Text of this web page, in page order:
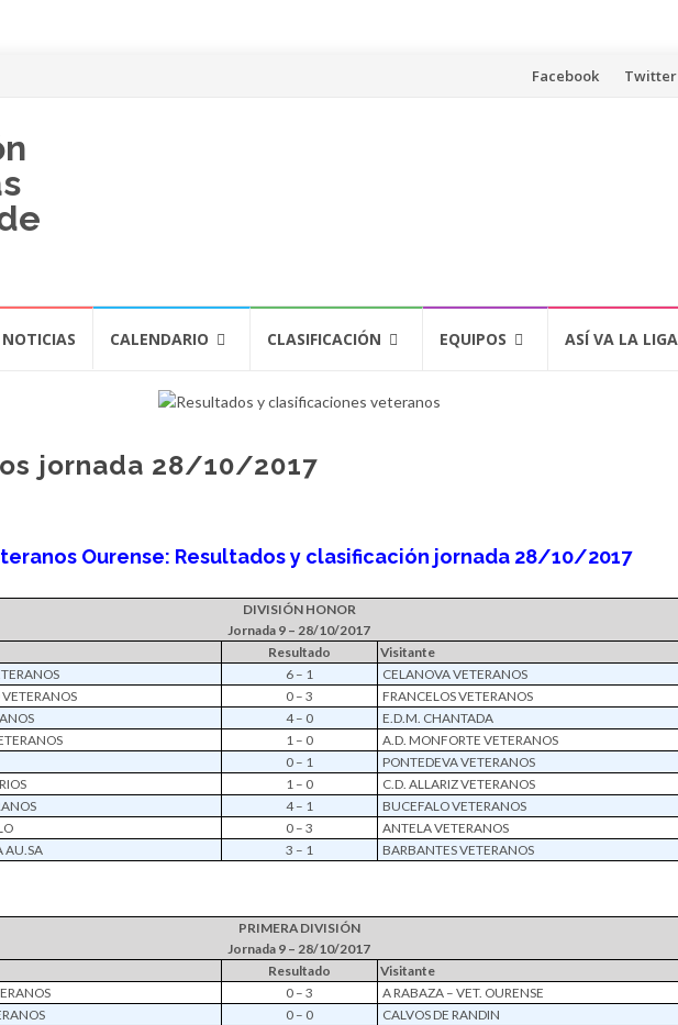
Saltar
Facebook Twitter
NOTICIAS CALENDARIO CLASIFICACIÓN EQUIPOS ASÍ VA LA LIGA
jornada 28/10/2017
Ourense: Resultados y clasificación jornada 28/10/2017
DIVISIÓN HONOR
Jornada 9 – 28/10/2017
Resultado
Visitante
6 – 1
CELANOVA VETERANOS
0 – 3
FRANCELOS VETERANOS
4 – 0
E.D.M. CHANTADA
1 – 0
A.D. MONFORTE VETERANOS
0 – 1
PONTEDEVA VETERANOS
1 – 0
C.D. ALLARIZ VETERANOS
4 – 1
BUCEFALO VETERANOS
0 – 3
ANTELA VETERANOS
AU.SA
3 – 1 BARBANTES VETERANOS
PRIMERA DIVISIÓN
Jornada 9 – 28/10/2017
Resultado
Visitante
0 – 3
A RABAZA – VET. OURENSE
0 – 0
CALVOS DE RANDIN